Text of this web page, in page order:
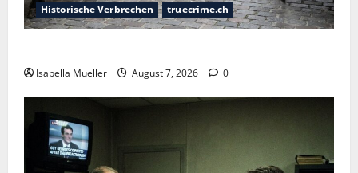
Historische Verbrechen truecrime.ch
Isabella Mueller August 7, 2026 0